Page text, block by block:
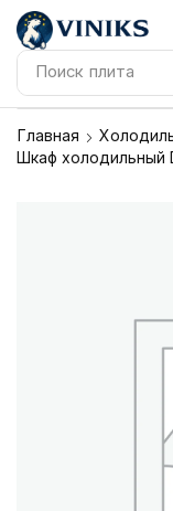
Поиск плита
Главная
Шкаф холодильный